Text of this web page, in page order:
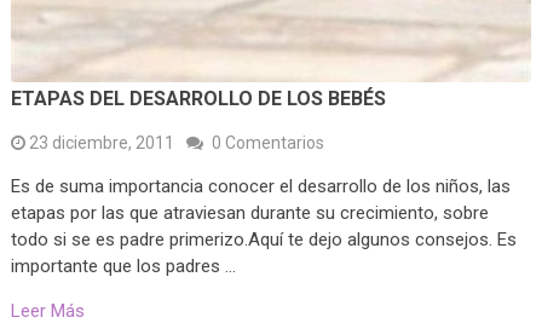
ETAPAS DEL DESARROLLO DE LOS BEBÉS
23 diciembre, 2011 0 Comentarios
Es de suma importancia conocer el desarrollo de los niños, las
etapas por las que atraviesan durante su crecimiento, sobre
todo si se es padre primerizo.Aquí te dejo algunos consejos. Es
importante que los padres …
Leer Más